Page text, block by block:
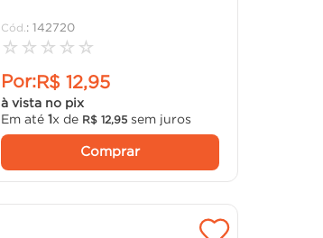
: 142720
☆ ☆ ☆ ☆ ☆
Por:R$ 12,95
à vista no pix
Em até 1x de R$ 12, 95sem juros
Comprar